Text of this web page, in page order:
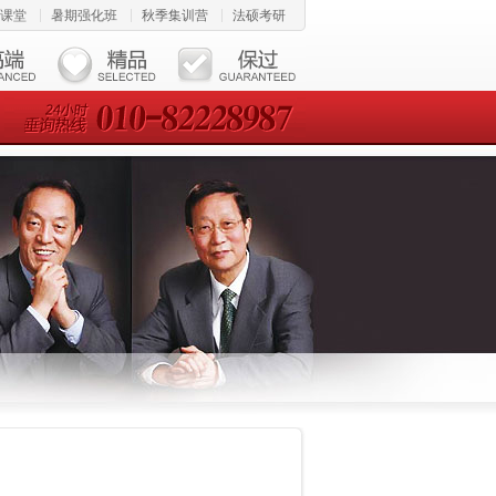
堂 暑期强化班 秋季集训营 法硕考研